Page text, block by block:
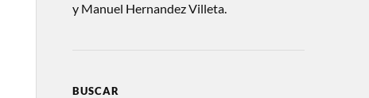
y Manuel Hernandez Villeta.
BUSCAR